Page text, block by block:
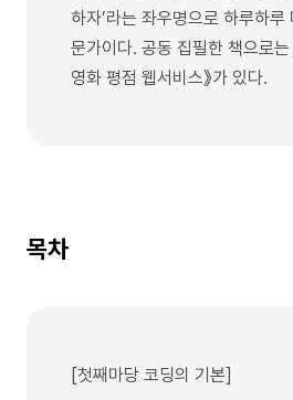
하자’라는 좌우명으로 하루하
문가이다. 공동 집필한 책으로
영화 평점 웹서비스》가 있다.
목차
[첫째마당 코딩의 기본]